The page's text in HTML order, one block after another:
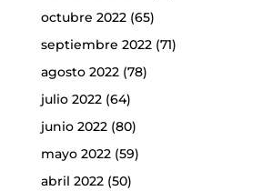
octubre 2022(65)
septiembre 2022(71)
agosto 2022(78)
julio 2022(64)
junio 2022(80)
mayo 2022(59)
abril 2022(50)